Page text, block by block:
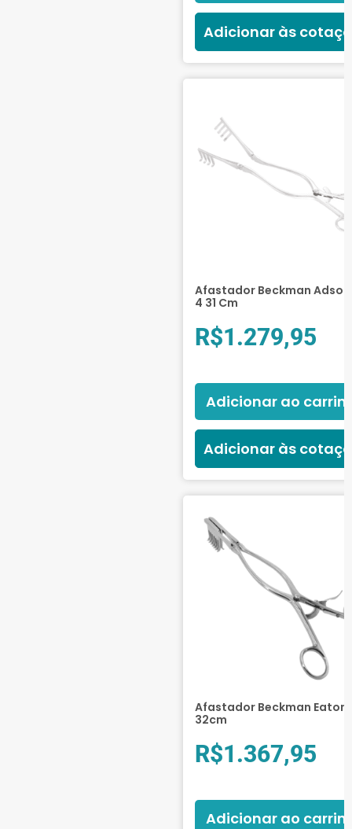
Adicionar às
Afastador Beckman Adson
4 31 Cm
R$1.279,95
Adicionar ao
Adicionar às
Afastador Beckman Eaton
32cm
R$1.367,95
Adicionar ao